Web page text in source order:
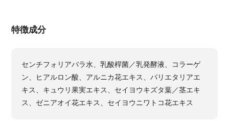
特徴成分
センチフォリアバラ水、乳酸桿菌／乳発酵液、コラーゲ
ン、ヒアルロン酸、アルニカ花エキス、パリエタリアエ
キス、キュウリ果実エキス、セイヨウキズタ葉／茎エキ
ス、ゼニアオイ花エキス、セイヨウニワトコ花エキス